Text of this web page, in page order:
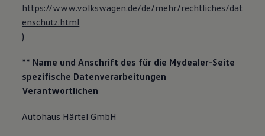
https://www.volkswagen.de/de/mehr/rechtliches/dat
enschutz.html
)
** Name und Anschrift des für die Mydealer-Seite
spezifische Datenverarbeitungen
Verantwortlichen
Autohaus Härtel GmbH